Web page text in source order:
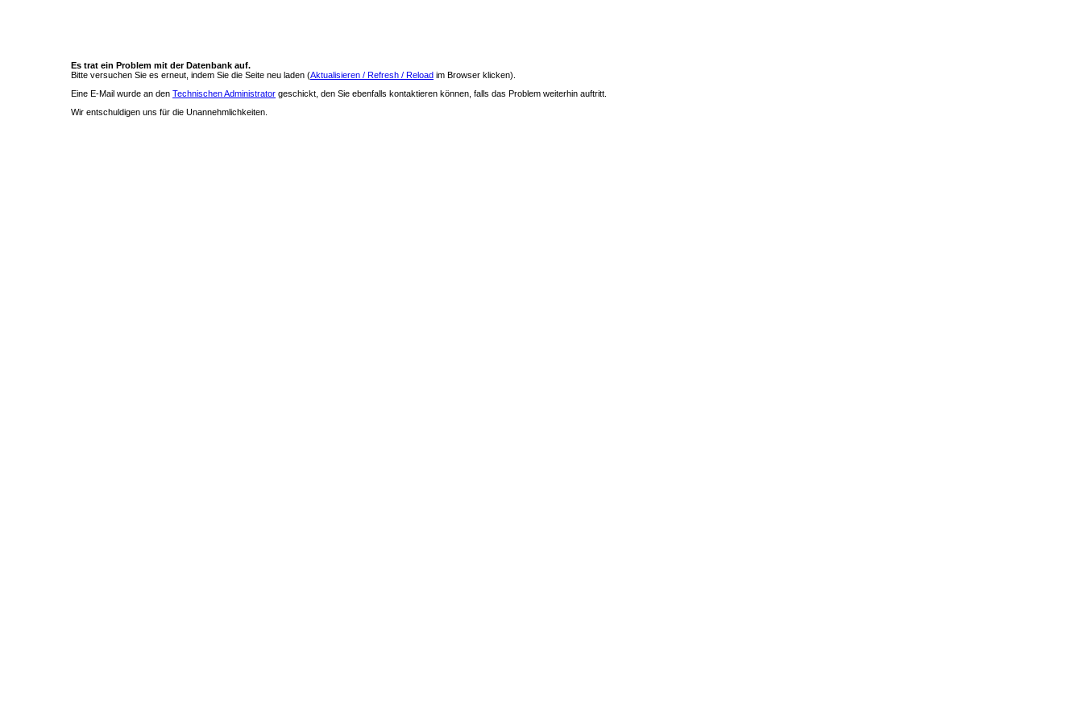
Es trat ein Problem mit der Datenbank auf.
Bitte versuchen Sie es erneut, indem Sie die Seite neu laden (Aktualisieren / Refresh / Reload im Browser klicken).
Eine E-Mail wurde an den Technischen Administrator geschickt, den Sie ebenfalls kontaktieren können, falls das Problem weiterhin auftritt.
Wir entschuldigen uns für die Unannehmlichkeiten.